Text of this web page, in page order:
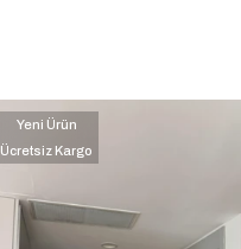
Yeni Ürün
Ücretsiz Kargo